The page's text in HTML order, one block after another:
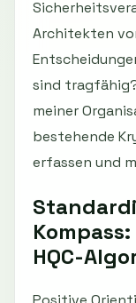
Architekten
sind
meiner
bestehende
erfassen und
HQC-